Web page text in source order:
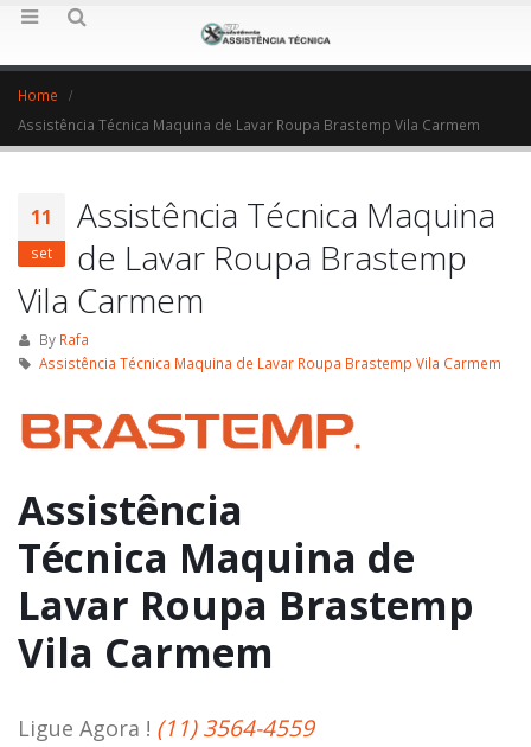
Home
Assistência Técnica Maquina de Lavar Roupa Brastemp Vila Carmem
11
set
Assistência Técnica Maquina
de Lavar Roupa Brastemp
Vila Carmem
By Rafa
Assistência Técnica Maquina de Lavar Roupa Brastemp Vila Carmem
Assistência
Técnica Maquina de
Lavar Roupa Brastemp
Vila Carmem
Ligue Agora ! (11) 3564-4559